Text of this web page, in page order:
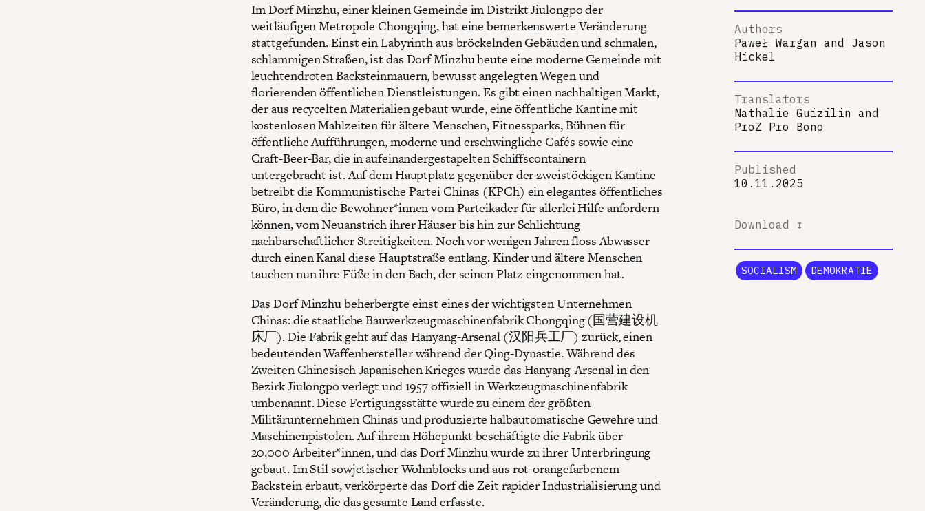
Im Dorf Minzhu, einer kleinen Gemeinde im Distrikt Jiulongpo der
weitläufigen Metropole Chongqing, hat eine bemerkenswerte Veränderung
stattgefunden. Einst ein Labyrinth aus bröckelnden Gebäuden und schmalen,
schlammigen Straßen, ist das Dorf Minzhu heute eine moderne Gemeinde mit
leuchtendroten Backsteinmauern, bewusst angelegten Wegen und
florierenden öffentlichen Dienstleistungen. Es gibt einen nachhaltigen Markt,
der aus recycelten Materialien gebaut wurde, eine öffentliche Kantine mit
kostenlosen Mahlzeiten für ältere Menschen, Fitnessparks, Bühnen für
öffentliche Aufführungen, moderne und erschwingliche Cafés sowie eine
Craft-Beer-Bar, die in aufeinandergestapelten Schiffscontainern
untergebracht ist. Auf dem Hauptplatz gegenüber der zweistöckigen Kantine
betreibt die Kommunistische Partei Chinas (KPCh) ein elegantes öffentliches
Büro, in dem die Bewohner*innen vom Parteikader für allerlei Hilfe anfordern
können, vom Neuanstrich ihrer Häuser bis hin zur Schlichtung
nachbarschaftlicher Streitigkeiten. Noch vor wenigen Jahren floss Abwasser
durch einen Kanal diese Hauptstraße entlang. Kinder und ältere Menschen
tauchen nun ihre Füße in den Bach, der seinen Platz eingenommen hat.
Das Dorf Minzhu beherbergte einst eines der wichtigsten Unternehmen
Chinas: die staatliche Bauwerkzeugmaschinenfabrik Chongqing (国营建设机
床厂). Die Fabrik geht auf das Hanyang-Arsenal (汉阳兵工厂) zurück, einen
bedeutenden Waffenhersteller während der Qing-Dynastie. Während des
Zweiten Chinesisch-Japanischen Krieges wurde das Hanyang-Arsenal in den
Bezirk Jiulongpo verlegt und 1957 offiziell in Werkzeugmaschinenfabrik
umbenannt. Diese Fertigungsstätte wurde zu einem der größten
Militärunternehmen Chinas und produzierte halbautomatische Gewehre und
Maschinenpistolen. Auf ihrem Höhepunkt beschäftigte die Fabrik über
20.000 Arbeiter*innen, und das Dorf Minzhu wurde zu ihrer Unterbringung
gebaut. Im Stil sowjetischer Wohnblocks und aus rot-orangefarbenem
Backstein erbaut, verkörperte das Dorf die Zeit rapider Industrialisierung und
Veränderung, die das gesamte Land erfasste.
Authors
Paweł Wargan and Jason
Hickel
Translators
Nathalie Guizilin and
ProZ Pro Bono
Published
10.11.2025
Download ↧
SOCIALISM DEMOKRATIE